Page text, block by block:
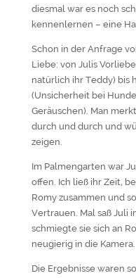
diesmal war es noch
kennenlernen – eine
Schon in der Anfrage
Liebe: von Julis
natürlich ihr Teddy) bis
(Unsicherheit bei
Geräuschen). Man
durch und durch und
zeigen.
Im Palmengarten war
offen. Ich ließ ihr Zeit,
Romy zusammen und
Vertrauen. Mal saß Juli
schmiegte sie sich an
neugierig in die Kamera.
Die Ergebnisse waren